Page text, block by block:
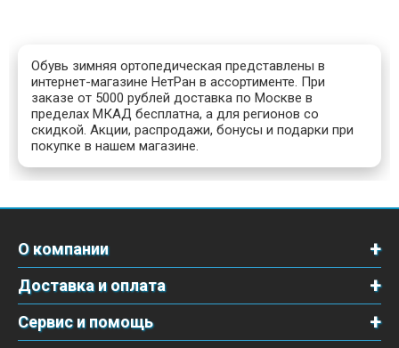
Обувь зимняя ортопедическая представлены в
интернет-магазине НетРан в ассортименте. При
заказе от 5000 рублей доставка по Москве в
пределах МКАД бесплатна, а для регионов со
скидкой. Акции, распродажи, бонусы и подарки при
покупке в нашем магазине.
О компании
Доставка и оплата
Сервис и помощь